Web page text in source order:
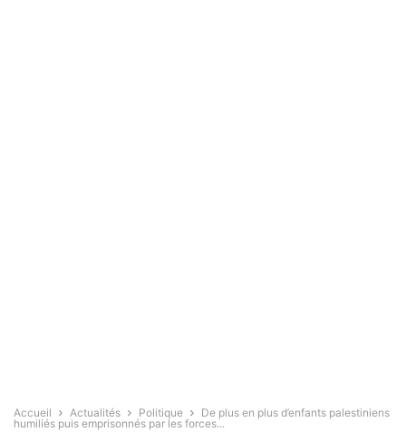
Accueil Actualités Politique
De plus en plus d’enfants palestiniens
humiliés puis emprisonnés par les forces...